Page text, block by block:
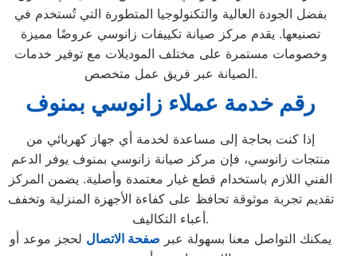
بفضل الجودة العالية والتكنولوجيا المتطورة التي تُستخدم في
تصنيعها. يقدم مركز صيانة تكييفات زانوسي عروضًا مميزة
وخصومات مستمرة على مختلف الموديلات مع توفير خدمات
الصيانة عبر فريق عمل متخصص.
رقم خدمة عملاء زانوسي بمنوف
إذا كنت بحاجة إلى مساعدة لخدمة أي جهاز كهربائي من
منتجات زانوسي، فإن مركز صيانة زانوسي بمنوف يوفر الدعم
الفني اللازم باستخدام قطع غيار معتمدة وأصلية. يضمن المركز
تقديم تجربة موثوقة تحافظ على كفاءة الأجهزة المنزلية وتخفف
أعباء التكاليف.
يمكنك التواصل معنا بسهولة عبر صفحة الاتصال لحجز موعد أو